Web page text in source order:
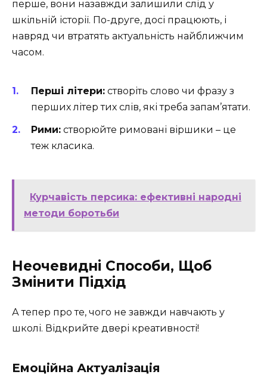
перше, вони назавжди залишили слід у
шкільній історії. По-друге, досі працюють, і
навряд чи втратять актуальність найближчим
часом.
Перші літери: створіть слово чи фразу з
перших літер тих слів, які треба запам’ятати.
Рими: створюйте римовані віршики – це
теж класика.
Курчавість персика: ефективні народні
методи боротьби
Неочевидні Способи, Щоб
Змінити Підхід
А тепер про те, чого не завжди навчають у
школі. Відкрийте двері креативності!
Емоційна Актуалізація